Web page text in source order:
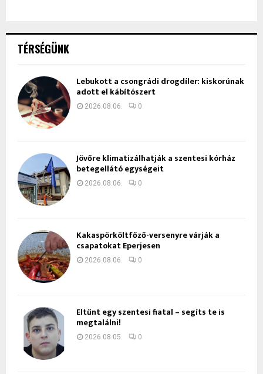
TÉRSÉGÜNK
Lebukott a csongrádi drogdíler: kiskorúnak
adott el kábítószert
2026.08.06. 0
Jövőre klimatizálhatják a szentesi kórház
betegellátó egységeit
2026.08.06. 0
Kakaspörköltfőző-versenyre várják a
csapatokat Eperjesen
2026.08.06. 0
Eltűnt egy szentesi fiatal – segíts te is
megtalálni!
2026.08.05. 0